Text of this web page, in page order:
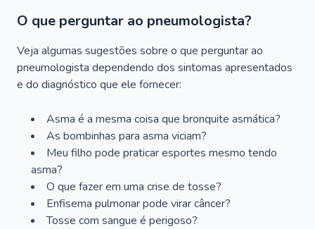
O que perguntar ao pneumologista?
Veja algumas sugestões sobre o que perguntar ao
pneumologista dependendo dos sintomas apresentados
e do diagnóstico que ele fornecer:
Asma é a mesma coisa que bronquite asmática?
As bombinhas para asma viciam?
Meu filho pode praticar esportes mesmo tendo
asma?
O que fazer em uma crise de tosse?
Enfisema pulmonar pode virar câncer?
Tosse com sangue é perigoso?